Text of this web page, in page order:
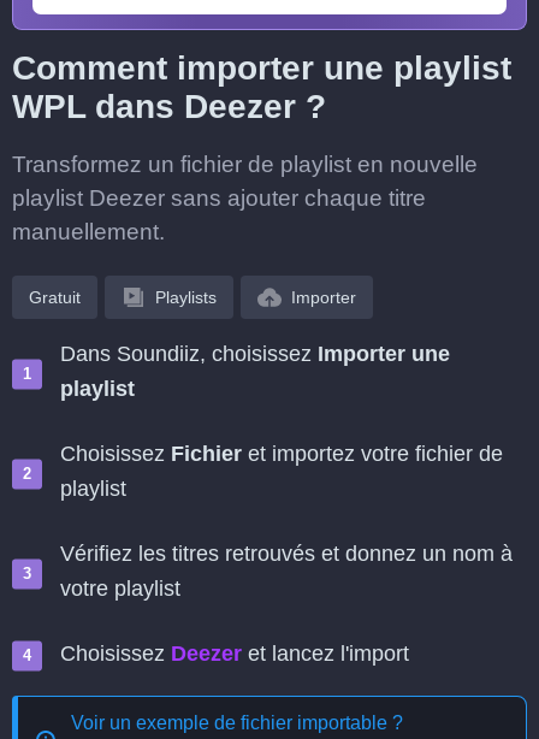
Comment importer une playlist
WPL dans Deezer ?
Transformez un fichier de playlist en nouvelle
playlist Deezer sans ajouter chaque titre
manuellement.
Gratuit Playlists Importer
Dans Soundiiz, choisissez Importer une
playlist
Choisissez Fichier et importez votre fichier de
playlist
Vérifiez les titres retrouvés et donnez un nom à
votre playlist
Choisissez Deezer et lancez l'import
Voir un exemple de fichier importable ?